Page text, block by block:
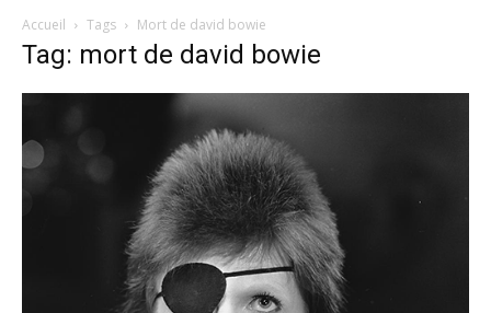
Accueil Tags Mort de david bowie
Tag: mort de david bowie